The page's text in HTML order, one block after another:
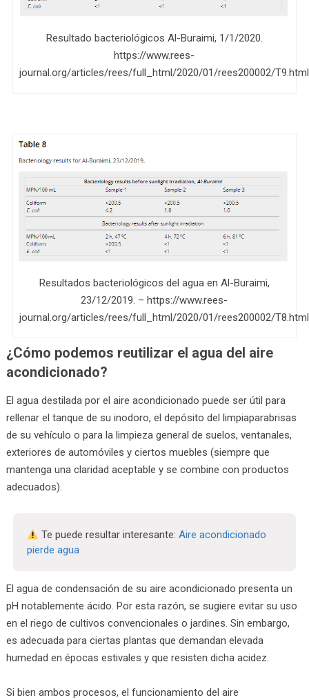
Resultado bacteriológicos Al-Buraimi, 1/1/2020.
https://www.rees-
journal.org/articles/rees/full_html/2020/01/rees200002/T9.html
Resultados bacteriológicos del agua en Al-Buraimi,
23/12/2019. – https://www.rees-
journal.org/articles/rees/full_html/2020/01/rees200002/T8.html
¿Cómo podemos reutilizar el agua del aire
acondicionado?
El agua destilada por el aire acondicionado puede ser útil para
rellenar el tanque de su inodoro, el depósito del limpiaparabrisas
de su vehículo o para la limpieza general de suelos, ventanales,
exteriores de automóviles y ciertos muebles (siempre que
mantenga una claridad aceptable y se combine con productos
adecuados).
Te puede resultar interesante:Aire acondicionado
pierde agua
El agua de condensación de su aire acondicionado presenta un
pH notablemente ácido. Por esta razón, se sugiere evitar su uso
en el riego de cultivos convencionales o jardines. Sin embargo,
es adecuada para ciertas plantas que demandan elevada
humedad en épocas estivales y que resisten dicha acidez.
Si bien ambos procesos, el funcionamiento del aire